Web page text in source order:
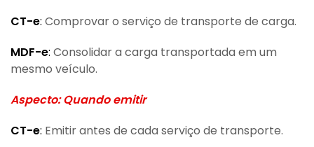
CT-e: Comprovar o serviço de transporte de carga.
MDF-e: Consolidar a carga transportada em um
mesmo veículo.
Aspecto: Quando emitir
CT-e: Emitir antes de cada serviço de transporte.